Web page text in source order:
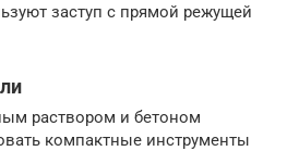
заступ с прямой режущей
раствором и бетоном
компактные инструменты